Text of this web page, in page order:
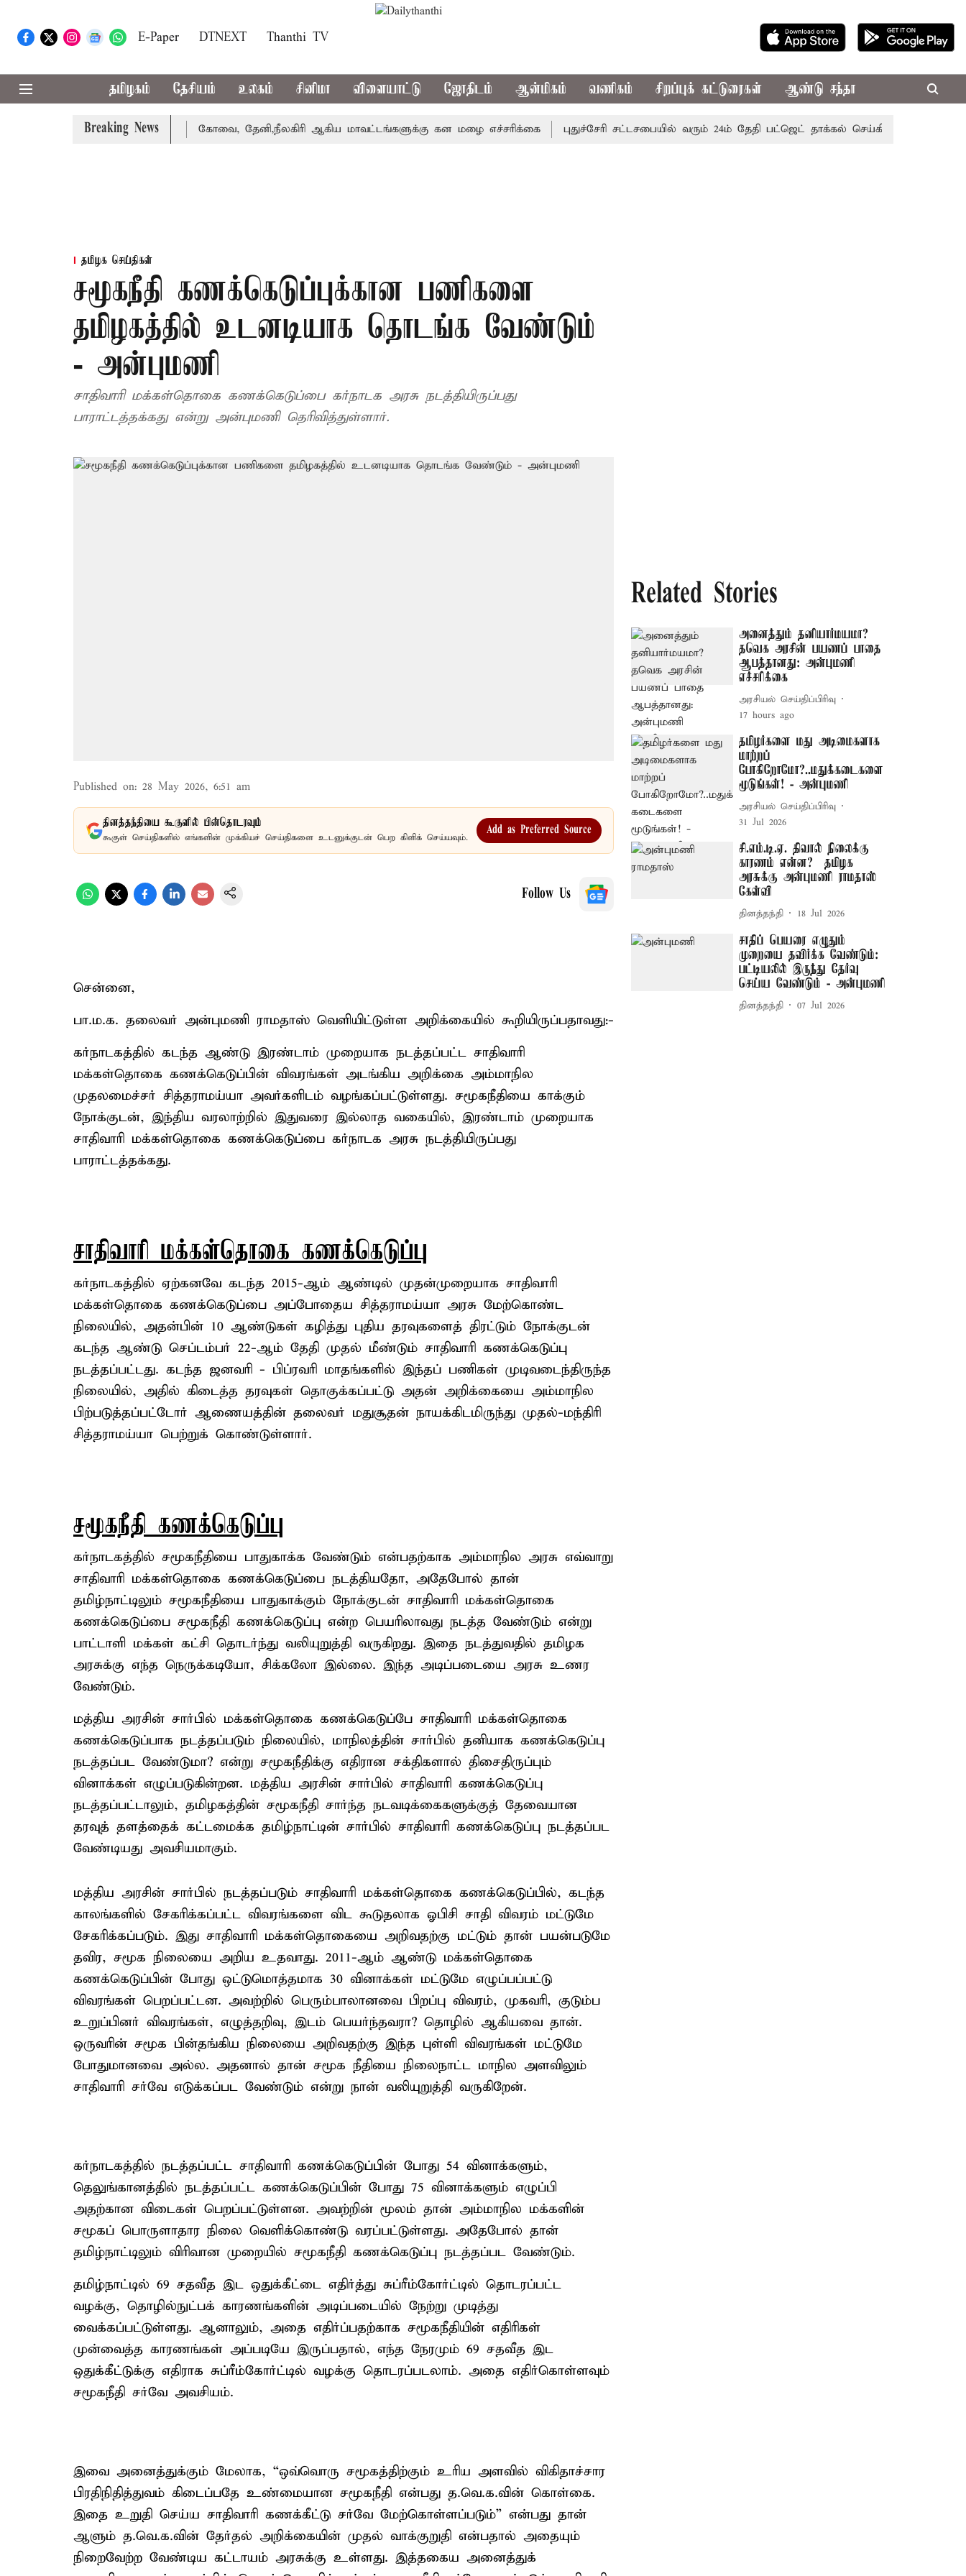
E-Paper DTNEXT Thanthi TV
தமிழகம் தேசியம் உலகம் சினிமா விளையாட்டு ஜோதிடம் ஆன்மிகம் வணிகம் சிறப்புக் கட்டுரைகள் ஆண்டு சந்தா
Breaking News
வாபஸ் பெற்றார் சங்கீதா கோவை, தேனி,நீலகிரி ஆகிய மாவட்டங்களுக்கு கன மழை எச்சரிக்கை புதுச்சேரி சட்டசபையில் வரும் 24ம் தேதி பட்ஜெட் தாக்கல் செய்கிறார் முதல்-அமைச்சர்
தமிழக செய்திகள்
சமூகநீதி கணக்கெடுப்புக்கான பணிகளை
தமிழகத்தில் உடனடியாக தொடங்க வேண்டும்
- அன்புமணி
சாதிவாரி மக்கள்தொகை கணக்கெடுப்பை கர்நாடக அரசு நடத்தியிருப்பது
பாராட்டத்தக்கது என்று அன்புமணி தெரிவித்துள்ளார்.
Published on: 28 May 2026, 6:51 am
தினத்தந்தியை கூகுளில் பின்தொடரவும்
கூகுள் செய்திகளில் எங்களின் முக்கியச் செய்திகளை உடனுக்குடன் பெற கிளிக் செய்யவும்.
Add as Preferred Source
Follow Us
சென்னை,
பா.ம.க. தலைவர் அன்புமணி ராமதாஸ் வெளியிட்டுள்ள அறிக்கையில் கூறியிருப்பதாவது:-
கர்நாடகத்தில் கடந்த ஆண்டு இரண்டாம் முறையாக நடத்தப்பட்ட சாதிவாரி
மக்கள்தொகை கணக்கெடுப்பின் விவரங்கள் அடங்கிய அறிக்கை அம்மாநில
முதலமைச்சர் சித்தராமய்யா அவர்களிடம் வழங்கப்பட்டுள்ளது. சமூகநீதியை காக்கும்
நோக்குடன், இந்திய வரலாற்றில் இதுவரை இல்லாத வகையில், இரண்டாம் முறையாக
சாதிவாரி மக்கள்தொகை கணக்கெடுப்பை கர்நாடக அரசு நடத்தியிருப்பது
பாராட்டத்தக்கது.
சாதிவாரி மக்கள்தொகை கணக்கெடுப்பு
கர்நாடகத்தில் ஏற்கனவே கடந்த 2015-ஆம் ஆண்டில் முதன்முறையாக சாதிவாரி
மக்கள்தொகை கணக்கெடுப்பை அப்போதைய சித்தராமய்யா அரசு மேற்கொண்ட
நிலையில், அதன்பின் 10 ஆண்டுகள் கழித்து புதிய தரவுகளைத் திரட்டும் நோக்குடன்
கடந்த ஆண்டு செப்டம்பர் 22-ஆம் தேதி முதல் மீண்டும் சாதிவாரி கணக்கெடுப்பு
நடத்தப்பட்டது. கடந்த ஜனவரி - பிப்ரவரி மாதங்களில் இந்தப் பணிகள் முடிவடைந்திருந்த
நிலையில், அதில் கிடைத்த தரவுகள் தொகுக்கப்பட்டு அதன் அறிக்கையை அம்மாநில
பிற்படுத்தப்பட்டோர் ஆணையத்தின் தலைவர் மதுசூதன் நாயக்கிடமிருந்து முதல்-மந்திரி
சித்தராமய்யா பெற்றுக் கொண்டுள்ளார்.
சமூகநீதி கணக்கெடுப்பு
கர்நாடகத்தில் சமூகநீதியை பாதுகாக்க வேண்டும் என்பதற்காக அம்மாநில அரசு எவ்வாறு
சாதிவாரி மக்கள்தொகை கணக்கெடுப்பை நடத்தியதோ, அதேபோல் தான்
தமிழ்நாட்டிலும் சமூகநீதியை பாதுகாக்கும் நோக்குடன் சாதிவாரி மக்கள்தொகை
கணக்கெடுப்பை சமூகநீதி கணக்கெடுப்பு என்ற பெயரிலாவது நடத்த வேண்டும் என்று
பாட்டாளி மக்கள் கட்சி தொடர்ந்து வலியுறுத்தி வருகிறது. இதை நடத்துவதில் தமிழக
அரசுக்கு எந்த நெருக்கடியோ, சிக்கலோ இல்லை. இந்த அடிப்படையை அரசு உணர
வேண்டும்.
மத்திய அரசின் சார்பில் மக்கள்தொகை கணக்கெடுப்பே சாதிவாரி மக்கள்தொகை
கணக்கெடுப்பாக நடத்தப்படும் நிலையில், மாநிலத்தின் சார்பில் தனியாக கணக்கெடுப்பு
நடத்தப்பட வேண்டுமா? என்று சமூகநீதிக்கு எதிரான சக்திகளால் திசைதிருப்பும்
வினாக்கள் எழுப்படுகின்றன. மத்திய அரசின் சார்பில் சாதிவாரி கணக்கெடுப்பு
நடத்தப்பட்டாலும், தமிழகத்தின் சமூகநீதி சார்ந்த நடவடிக்கைகளுக்குத் தேவையான
தரவுத் தளத்தைக் கட்டமைக்க தமிழ்நாட்டின் சார்பில் சாதிவாரி கணக்கெடுப்பு நடத்தப்பட
வேண்டியது அவசியமாகும்.
மத்திய அரசின் சார்பில் நடத்தப்படும் சாதிவாரி மக்கள்தொகை கணக்கெடுப்பில், கடந்த
காலங்களில் சேகரிக்கப்பட்ட விவரங்களை விட கூடுதலாக ஓபிசி சாதி விவரம் மட்டுமே
சேகரிக்கப்படும். இது சாதிவாரி மக்கள்தொகையை அறிவதற்கு மட்டும் தான் பயன்படுமே
தவிர, சமூக நிலையை அறிய உதவாது. 2011-ஆம் ஆண்டு மக்கள்தொகை
கணக்கெடுப்பின் போது ஒட்டுமொத்தமாக 30 வினாக்கள் மட்டுமே எழுப்பப்பட்டு
விவரங்கள் பெறப்பட்டன. அவற்றில் பெரும்பாலானவை பிறப்பு விவரம், முகவரி, குடும்ப
உறுப்பினர் விவரங்கள், எழுத்தறிவு, இடம் பெயர்ந்தவரா? தொழில் ஆகியவை தான்.
ஒருவரின் சமூக பின்தங்கிய நிலையை அறிவதற்கு இந்த புள்ளி விவரங்கள் மட்டுமே
போதுமானவை அல்ல. அதனால் தான் சமூக நீதியை நிலைநாட்ட மாநில அளவிலும்
சாதிவாரி சர்வே எடுக்கப்பட வேண்டும் என்று நான் வலியுறுத்தி வருகிறேன்.
கர்நாடகத்தில் நடத்தப்பட்ட சாதிவாரி கணக்கெடுப்பின் போது 54 வினாக்களும்,
தெலுங்கானத்தில் நடத்தப்பட்ட கணக்கெடுப்பின் போது 75 வினாக்களும் எழுப்பி
அதற்கான விடைகள் பெறப்பட்டுள்ளன. அவற்றின் மூலம் தான் அம்மாநில மக்களின்
சமூகப் பொருளாதார நிலை வெளிக்கொண்டு வரப்பட்டுள்ளது. அதேபோல் தான்
தமிழ்நாட்டிலும் விரிவான முறையில் சமூகநீதி கணக்கெடுப்பு நடத்தப்பட வேண்டும்.
தமிழ்நாட்டில் 69 சதவீத இட ஒதுக்கீட்டை எதிர்த்து சுப்ரீம்கோர்ட்டில் தொடரப்பட்ட
வழக்கு, தொழில்நுட்பக் காரணங்களின் அடிப்படையில் நேற்று முடித்து
வைக்கப்பட்டுள்ளது. ஆனாலும், அதை எதிர்ப்பதற்காக சமூகநீதியின் எதிரிகள்
முன்வைத்த காரணங்கள் அப்படியே இருப்பதால், எந்த நேரமும் 69 சதவீத இட
ஒதுக்கீட்டுக்கு எதிராக சுப்ரீம்கோர்ட்டில் வழக்கு தொடரப்படலாம். அதை எதிர்கொள்ளவும்
சமூகநீதி சர்வே அவசியம்.
இவை அனைத்துக்கும் மேலாக, “ஒவ்வொரு சமூகத்திற்கும் உரிய அளவில் விகிதாச்சார
பிரதிநிதித்துவம் கிடைப்பதே உண்மையான சமூகநீதி என்பது த.வெ.க.வின் கொள்கை.
இதை உறுதி செய்ய சாதிவாரி கணக்கீட்டு சர்வே மேற்கொள்ளப்படும்” என்பது தான்
ஆளும் த.வெ.க.வின் தேர்தல் அறிக்கையின் முதல் வாக்குறுதி என்பதால் அதையும்
நிறைவேற்ற வேண்டிய கட்டாயம் அரசுக்கு உள்ளது. இத்தகைய அனைத்துக்
Related Stories
அனைத்தும் தனியார்மயமா?
தவெக அரசின் பயணப் பாதை
ஆபத்தானது: அன்புமணி
எச்சரிக்கை
அரசியல் செய்திப்பிரிவு
17 hours ago
தமிழர்களை மது அடிமைகளாக
மாற்றப்
போகிறோமோ?..மதுக்கடைகளை
மூடுங்கள்! - அன்புமணி
அரசியல் செய்திப்பிரிவு
31 Jul 2026
சி.எம்.டி.ஏ. திவால் நிலைக்கு
காரணம் என்ன? – தமிழக
அரசுக்கு அன்புமணி ராமதாஸ்
கேள்வி
தினத்தந்தி 18 Jul 2026
சாதிப் பெயரை எழுதும்
முறையை தவிர்க்க வேண்டும்:
பட்டியலில் இருந்து தேர்வு
செய்ய வேண்டும் - அன்புமணி
தினத்தந்தி 07 Jul 2026